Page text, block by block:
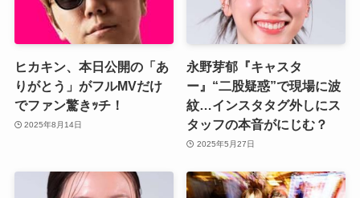
ヒカキン、本日公開の「あ
りがとう」がフルMVだけ
でファン驚きｯチ！
2025年8月14日
永野芽郁『キャスタ
ー』“二股疑惑”で現場に波
紋…インスタタグ外しにス
タッフの本音がにじむ？
2025年5月27日